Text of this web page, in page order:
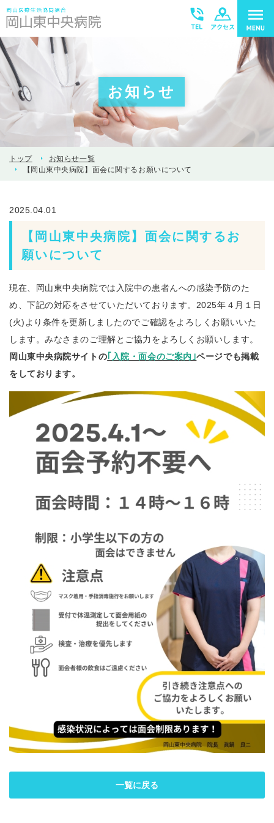
お知らせ
トップ
お知らせ一覧
【岡山東中央病院】面会に関するお願いについて
2025.04.01
【岡山東中央病院】面会に関するお
願いについて
現在、岡山東中央病院では入院中の患者んへの感染予防のた
め、下記の対応をさせていただいております。2025年４月１日
(火)より条件を更新しましたのでご確認をよろしくお願いいた
します。みなさまのご理解とご協力をよろしくお願いします。
岡山東中央病院サイトの ｢入院・面会のご案内｣ページでも掲載
をしております。
一覧に戻る